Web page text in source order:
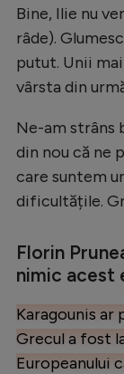
Bine, Ilie nu
râde).
putut. Unii
vârsta din
Ne-am strâns
din nou că ne
care suntem
dificultățile.
Florin
nimic acest
Karagounis ar
Grecul a fost
Europeanului